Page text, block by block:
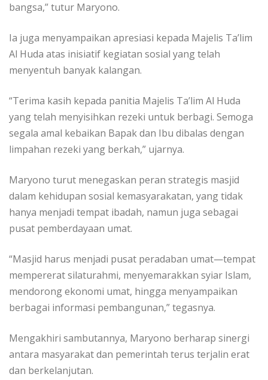
bangsa,” tutur Maryono.
Ia juga menyampaikan apresiasi kepada Majelis Ta’lim
Al Huda atas inisiatif kegiatan sosial yang telah
menyentuh banyak kalangan.
“Terima kasih kepada panitia Majelis Ta’lim Al Huda
yang telah menyisihkan rezeki untuk berbagi. Semoga
segala amal kebaikan Bapak dan Ibu dibalas dengan
limpahan rezeki yang berkah,” ujarnya.
Maryono turut menegaskan peran strategis masjid
dalam kehidupan sosial kemasyarakatan, yang tidak
hanya menjadi tempat ibadah, namun juga sebagai
pusat pemberdayaan umat.
“Masjid harus menjadi pusat peradaban umat—tempat
mempererat silaturahmi, menyemarakkan syiar Islam,
mendorong ekonomi umat, hingga menyampaikan
berbagai informasi pembangunan,” tegasnya.
Mengakhiri sambutannya, Maryono berharap sinergi
antara masyarakat dan pemerintah terus terjalin erat
dan berkelanjutan.